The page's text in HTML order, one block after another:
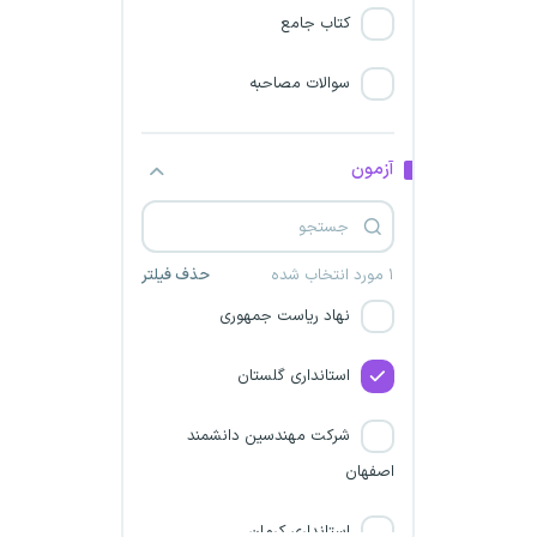
کتاب جامع
سوالات مصاحبه
آزمون
۱ مورد انتخاب شده حذف فیلتر
شرکت چدن کویر خاوران
انستیتو پاستور ایران
استانداری همدان
استانداری مازندران
نهاد ریاست جمهوری
استانداری گلستان
شرکت مهندسین دانشمند
اصفهان
استانداری کرمان